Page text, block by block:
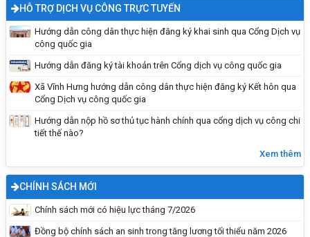
HỖ TRỢ DỊCH VỤ CÔNG TRỰC TUYẾN
Hướng dẫn công dân thực hiện đăng ký khai sinh qua Cổng Dịch vụ
công quốc gia
Hướng dẫn đăng ký tài khoản trên Cổng dịch vụ công quốc gia
Xã Vĩnh Hưng hướng dẫn công dân thực hiện đăng ký Kết hôn qua
Cổng Dịch vụ công quốc gia
Hướng dẫn nộp hồ sơ thủ tục hành chính qua cổng dịch vụ công chi
tiết thế nào?
Xem thêm
CHÍNH SÁCH MỚI
Chính sách mới có hiệu lực tháng 7/2026
Đồng bộ chính sách an sinh trong tăng lương tối thiểu năm 2026